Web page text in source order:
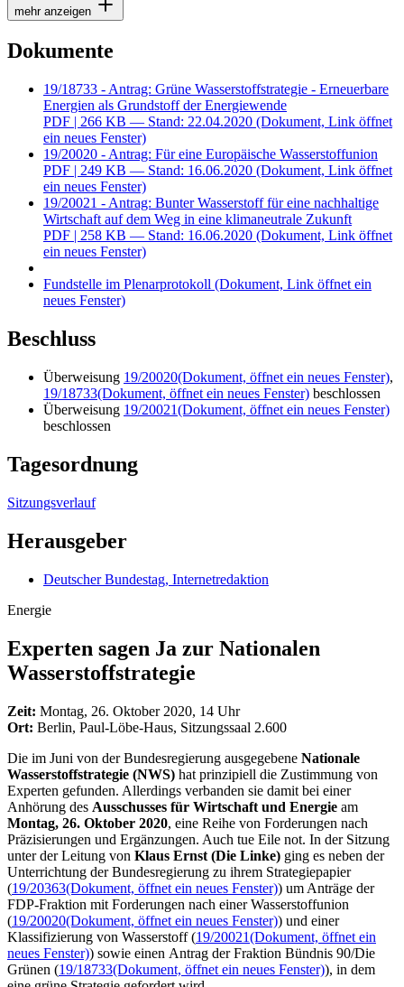
mehr anzeigen
Dokumente
19/18733 - Antrag: Grüne Wasserstoffstrategie - Erneuerbare
Energien als Grundstoff der Energiewende
PDF | 266 KB — Stand: 22.04.2020 (Dokument, Link öffnet
ein neues Fenster)
19/20020 - Antrag: Für eine Europäische Wasserstoffunion
PDF | 249 KB — Stand: 16.06.2020 (Dokument, Link öffnet
ein neues Fenster)
19/20021 - Antrag: Bunter Wasserstoff für eine nachhaltige
Wirtschaft auf dem Weg in eine klimaneutrale Zukunft
PDF | 258 KB — Stand: 16.06.2020 (Dokument, Link öffnet
ein neues Fenster)
Fundstelle im Plenarprotokoll (Dokument, Link öffnet ein
neues Fenster)
Beschluss
Überweisung 19/20020(Dokument, öffnet ein neues Fenster),
19/18733(Dokument, öffnet ein neues Fenster) beschlossen
Überweisung 19/20021(Dokument, öffnet ein neues Fenster)
beschlossen
Tagesordnung
Sitzungsverlauf
Herausgeber
Deutscher Bundestag, Internetredaktion
Energie
Experten sagen Ja zur Natio­nalen
Wasser­stoff­strategie
Zeit: Montag, 26. Oktober 2020, 14 Uhr
Ort: Berlin, Paul-Löbe-Haus, Sitzungssaal 2.600
Die im Juni von der Bundesregierung ausgegebene Nationale
Wasserstoffstrategie (NWS) hat prinzipiell die Zustimmung von
Experten gefunden. Allerdings verbanden sie damit bei einer
Anhörung des Ausschusses für Wirtschaft und Energie am
Montag, 26. Oktober 2020, eine Reihe von Forderungen nach
Präzisierungen und Ergänzungen. Auch tue Eile not. In der Sitzung
unter der Leitung von Klaus Ernst (Die Linke) ging es neben der
Unterrichtung der Bundesregierung zu ihrem Strategiepapier
(19/20363(Dokument, öffnet ein neues Fenster)) um Anträge der
FDP-Fraktion mit Forderungen nach einer Wasserstoffunion
(19/20020(Dokument, öffnet ein neues Fenster)) und einer
Klassifizierung von Wasserstoff (19/20021(Dokument, öffnet ein
neues Fenster)) sowie einen Antrag der Fraktion Bündnis 90/Die
Grünen (19/18733(Dokument, öffnet ein neues Fenster)), in dem